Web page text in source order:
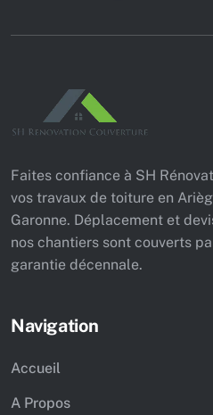
Faites confiance à SH
vos travaux de toiture en
Garonne. Déplacement et
nos chantiers sont couverts
garantie décennale.
Navigation
Accueil
A Propos